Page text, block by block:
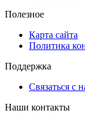
Полезное
Карта сайта
Политика
Поддержка
Связаться с
Наши контакты